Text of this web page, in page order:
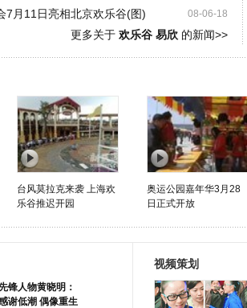
08-06-18
7月11日亮相北京欢乐谷(图)
更多关于 欢乐谷 易欣的新闻>>
台风莫拉克来袭 上海欢
乐谷推迟开园
奥运公园嘉年华3月28
日正式开放
锋人物黄晓明：
谢低潮 偶像重生
视频策划